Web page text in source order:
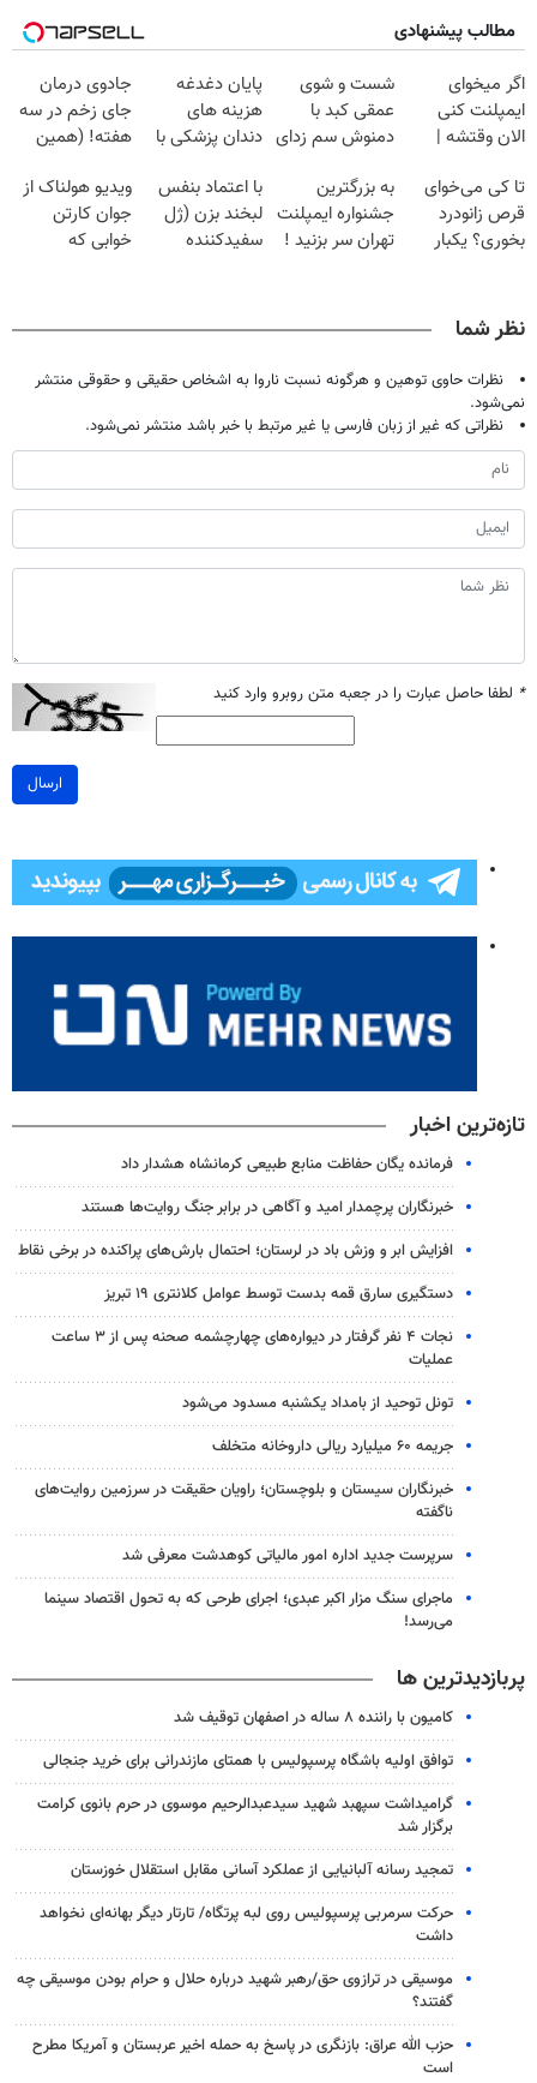
مطالب پیشنهادی
اگر میخوای
ایمپلنت کنی
الان وقتشه |
میلیون تومان!!!
شست و شوی
عمقی کبد با
دمنوش سم زدای
پایان دغدغه
هزینه های
دندان پزشکی با
خانگی
جادوی درمان
جای زخم در سه
هفته! (همین
صحبت کنید)
تا کی می‌خوای
قرص زانودرد
بخوری؟ یکبار
به بزرگترین
جشنواره ایمپلنت
تهران سر بزنید !
با اعتماد بنفس
لبخند بزن (ژل
سفیدکننده
ویدیو هولناک از
جوان کارتن
خوابی که
نظر شما
نظرات حاوی توهین و هرگونه نسبت ناروا به اشخاص حقیقی و حقوقی منتشر
نمی‌شود.
نظراتی که غیر از زبان فارسی یا غیر مرتبط با خبر باشد منتشر نمی‌شود.
* لطفا حاصل عبارت را در جعبه متن روبرو وارد کنید
ارسال
تازه‌ترین اخبار
فرمانده یگان حفاظت منابع طبیعی کرمانشاه هشدار داد
خبرنگاران پرچمدار امید و آگاهی در برابر جنگ روایت‌ها هستند
افزایش ابر و وزش باد در لرستان؛ احتمال بارش‌های پراکنده در برخی نقاط
دستگیری سارق قمه بدست توسط عوامل کلانتری ۱۹ تبریز
نجات ۴ نفر گرفتار در دیواره‌های چهارچشمه صحنه پس از ۳ ساعت
عملیات
تونل توحید از بامداد یکشنبه مسدود می‌شود
جریمه ۶۰ میلیارد ریالی داروخانه متخلف
خبرنگاران سیستان و بلوچستان؛ راویان حقیقت در سرزمین روایت‌های
ناگفته
سرپرست جدید اداره امور مالیاتی کوهدشت معرفی شد
ماجرای سنگ مزار اکبر عبدی؛ اجرای طرحی که به تحول اقتصاد سینما
می‌رسد!
پربازدیدترین ها
کامیون با راننده ۸ ساله در اصفهان توقیف شد
توافق اولیه باشگاه پرسپولیس با همتای مازندرانی برای خرید جنجالی
گرامیداشت سپهبد شهید سیدعبدالرحیم موسوی در حرم بانوی کرامت
برگزار شد
تمجید رسانه آلبانیایی از عملکرد آسانی مقابل استقلال خوزستان
حرکت سرمربی پرسپولیس روی لبه پرتگاه/ تارتار دیگر بهانه‌ای نخواهد
داشت
موسیقی در ترازوی حق/رهبر شهید درباره حلال و حرام بودن موسیقی چه
گفتند؟
حزب الله عراق: بازنگری در پاسخ به حمله اخیر عربستان و آمریکا مطرح
است